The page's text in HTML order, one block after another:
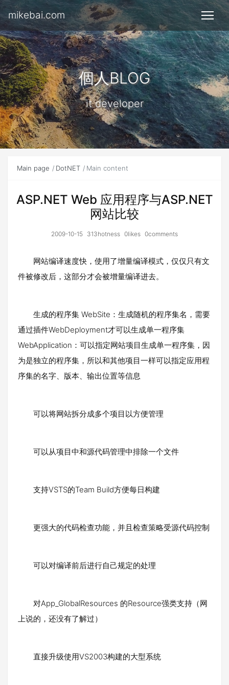
mikebai.com
個人BLOG
it developer
Main page DotNET Main content
ASP.NET Web 应用程序与ASP.NET
网站比较
2009-10-15 313hotness 0likes 0comments
网站编译速度快，使用了增量编译模式，仅仅只有文
件被修改后，这部分才会被增量编译进去。
生成的程序集 WebSite：生成随机的程序集名，需要
通过插件WebDeployment才可以生成单一程序集
WebApplication：可以指定网站项目生成单一程序集，因
为是独立的程序集，所以和其他项目一样可以指定应用程
序集的名字、版本、输出位置等信息
可以将网站拆分成多个项目以方便管理
可以从项目中和源代码管理中排除一个文件
支持VSTS的Team Build方便每日构建
更强大的代码检查功能，并且检查策略受源代码控制
可以对编译前后进行自己规定的处理
对App_GlobalResources 的Resource强类支持（网
上说的，还没有了解过）
直接升级使用VS2003构建的大型系统